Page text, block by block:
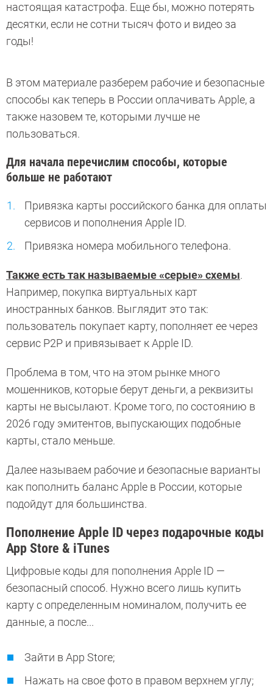
настоящая катастрофа. Еще бы, можно потерять
десятки, если не сотни тысяч фото и видео за
годы!
В этом материале разберем рабочие и безопасные
способы как теперь в России оплачивать Apple, а
также назовем те, которыми лучше не
пользоваться.
Для начала перечислим способы, которые
больше не работают
Привязка карты российского банка для оплаты
сервисов и пополнения Apple ID.
Привязка номера мобильного телефона.
Также есть так называемые «серые» схемы.
Например, покупка виртуальных карт
иностранных банков. Выглядит это так:
пользователь покупает карту, пополняет ее через
сервис P2P и привязывает к Apple ID.
Проблема в том, что на этом рынке много
мошенников, которые берут деньги, а реквизиты
карты не высылают. Кроме того, по состоянию в
2026 году эмитентов, выпускающих подобные
карты, стало меньше.
Далее называем рабочие и безопасные варианты
как пополнить баланс Apple в России, которые
подойдут для большинства.
Пополнение Apple ID через подарочные коды
App Store & iTunes
Цифровые коды для пополнения Apple ID —
безопасный способ. Нужно всего лишь купить
карту с определенным номиналом, получить ее
данные, а после...
Зайти в App Store;
Нажать на свое фото в правом верхнем углу;